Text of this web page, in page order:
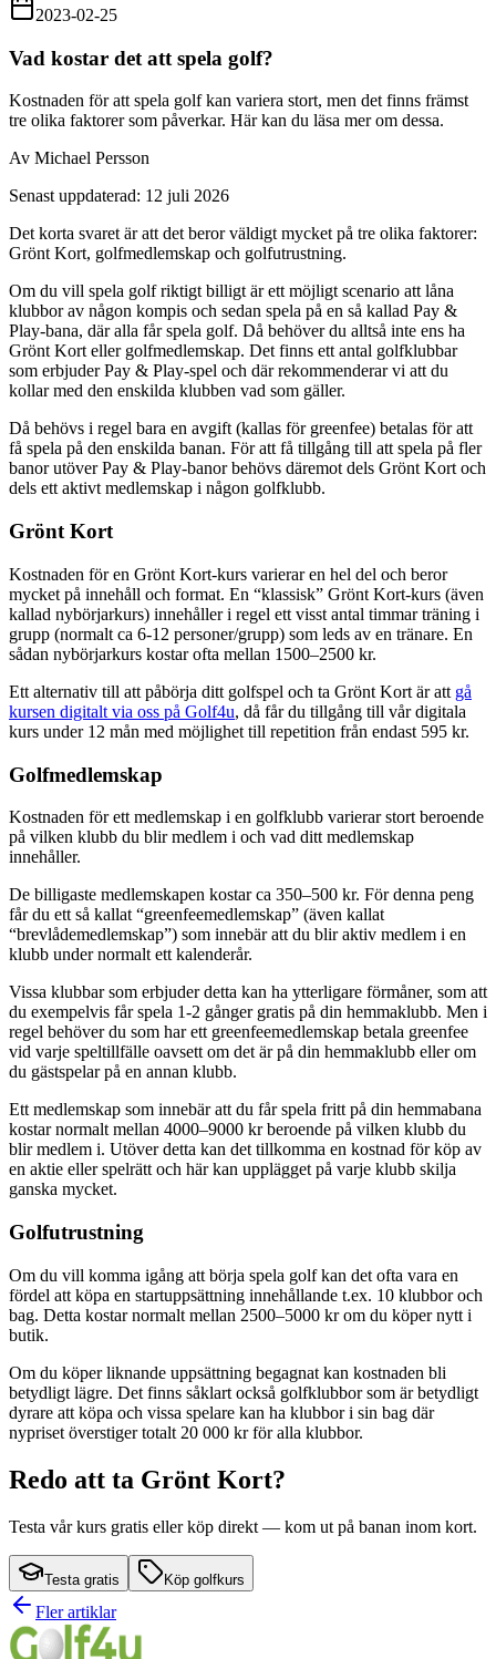
2023-02-25
Vad kostar det att spela golf?
Kostnaden för att spela golf kan variera stort, men det finns främst
tre olika faktorer som påverkar. Här kan du läsa mer om dessa.
Av Michael Persson
Senast uppdaterad: 12 juli 2026
Det korta svaret är att det beror väldigt mycket på tre olika faktorer:
Grönt Kort, golfmedlemskap och golfutrustning.
Om du vill spela golf riktigt billigt är ett möjligt scenario att låna
klubbor av någon kompis och sedan spela på en så kallad Pay &
Play-bana, där alla får spela golf. Då behöver du alltså inte ens ha
Grönt Kort eller golfmedlemskap. Det finns ett antal golfklubbar
som erbjuder Pay & Play-spel och där rekommenderar vi att du
kollar med den enskilda klubben vad som gäller.
Då behövs i regel bara en avgift (kallas för greenfee) betalas för att
få spela på den enskilda banan. För att få tillgång till att spela på fler
banor utöver Pay & Play-banor behövs däremot dels Grönt Kort och
dels ett aktivt medlemskap i någon golfklubb.
Grönt Kort
Kostnaden för en Grönt Kort-kurs varierar en hel del och beror
mycket på innehåll och format. En “klassisk” Grönt Kort-kurs (även
kallad nybörjarkurs) innehåller i regel ett visst antal timmar träning i
grupp (normalt ca 6-12 personer/grupp) som leds av en tränare. En
sådan nybörjarkurs kostar ofta mellan 1500–2500 kr.
Ett alternativ till att påbörja ditt golfspel och ta Grönt Kort är att gå
kursen digitalt via oss på Golf4u, då får du tillgång till vår digitala
kurs under 12 mån med möjlighet till repetition från endast 595 kr.
Golfmedlemskap
Kostnaden för ett medlemskap i en golfklubb varierar stort beroende
på vilken klubb du blir medlem i och vad ditt medlemskap
innehåller.
De billigaste medlemskapen kostar ca 350–500 kr. För denna peng
får du ett så kallat “greenfeemedlemskap” (även kallat
“brevlådemedlemskap”) som innebär att du blir aktiv medlem i en
klubb under normalt ett kalenderår.
Vissa klubbar som erbjuder detta kan ha ytterligare förmåner, som att
du exempelvis får spela 1-2 gånger gratis på din hemmaklubb. Men i
regel behöver du som har ett greenfeemedlemskap betala greenfee
vid varje speltillfälle oavsett om det är på din hemmaklubb eller om
du gästspelar på en annan klubb.
Ett medlemskap som innebär att du får spela fritt på din hemmabana
kostar normalt mellan 4000–9000 kr beroende på vilken klubb du
blir medlem i. Utöver detta kan det tillkomma en kostnad för köp av
en aktie eller spelrätt och här kan upplägget på varje klubb skilja
ganska mycket.
Golfutrustning
Om du vill komma igång att börja spela golf kan det ofta vara en
fördel att köpa en startuppsättning innehållande t.ex. 10 klubbor och
bag. Detta kostar normalt mellan 2500–5000 kr om du köper nytt i
butik.
Om du köper liknande uppsättning begagnat kan kostnaden bli
betydligt lägre. Det finns såklart också golfklubbor som är betydligt
dyrare att köpa och vissa spelare kan ha klubbor i sin bag där
nypriset överstiger totalt 20 000 kr för alla klubbor.
Redo att ta Grönt Kort?
Testa vår kurs gratis eller köp direkt — kom ut på banan inom kort.
Testa gratis Köp golfkurs
Fler artiklar